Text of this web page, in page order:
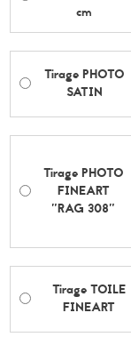
cm
Tirage PHOTO
SATIN
Tirage PHOTO
FINEART
"RAG 308"
Tirage TOILE
FINEART